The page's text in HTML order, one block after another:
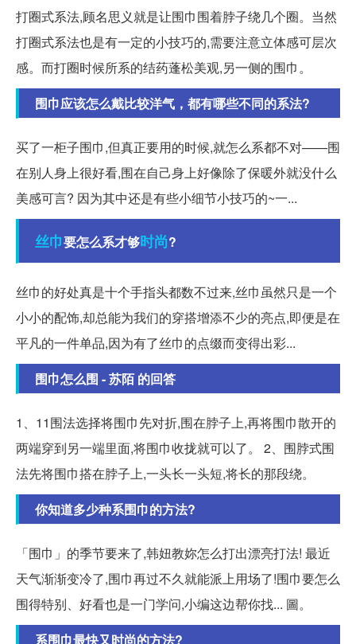
打圈式系法,顾名思义就是让围巾围着脖子绕几个圈。当然
打圈式系法也是有一定的小技巧的,需要注意立体感可层次
感。而打圈时候所系的结药蓬松美观,另一侧的围巾。
围巾应该怎么戴比较洋气，都有哪些不同的系法?
买了一柜子围巾,但真正要用的时候,就怎么系都不对——围
在别人身上很好看,围在自己身上好像除了保暖外就没什么
美感可言? 因为其中还是有些小细节小技巧的~一...
丝巾要怎么系才够时尚?
丝巾的好处真是十个手指头都数不过来,丝巾虽然只是一个
小小的配饰,却总能为我们的穿搭增添不少的亮点,即便是在
平凡的一件单品,因为有了丝巾的点缀而变得出彩...
围巾怎么围 - 苏陌 的回答
1、11围法选择将围巾先对折,围在脖子上,再将围巾散开的
两端穿到另一端里面,将围巾收拢就可以了。 2、围脖式围
法先将围巾搭在脖子上,一头长一头短,将长的那段绕。
你知道多少种系围巾的方法?
「围巾」的季节要来了,韩妞教妳怎么打出漂亮打法! 最近
天气渐渐变冷了,围巾再过不久就能派上用场了!围巾要怎么
围得特别、好看也是一门学问,小编这边帮你找... 圖。
系围巾最快又时尚的方法?